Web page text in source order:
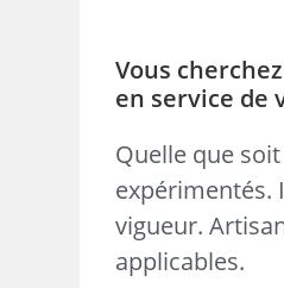
Vous
en service de
Quelle que
expérimentés.
vigueur.
applicables.